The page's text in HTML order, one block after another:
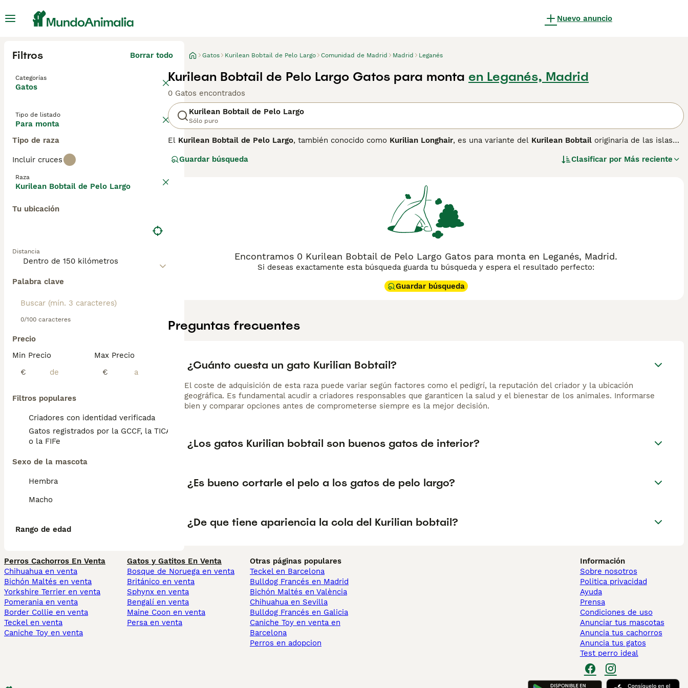
Nuevo anuncio
Filtros Borrar todo
Categorías
Gatos
Tipo de listado
Para monta
Tipo de raza
Incluir cruces
Raza
Kurilean Bobtail de Pelo Largo
Tu ubicación
Distancia
Palabra clave
0/100 caracteres
Precio
Min Precio
€
Max Precio
€
Filtros populares
Criadores con identidad verificada
Gatos registrados por la GCCF, la TICA
o la FIFe
Sexo de la mascota
Hembra
Macho
Rango de edad
Gatos Kurilean Bobtail de Pelo Largo Comunidad de Madrid Madrid Leganés
Kurilean Bobtail de Pelo Largo Gatos para monta en Leganés, Madrid
0 Gatos encontrados
Kurilean Bobtail de Pelo Largo
Sólo puro
El Kurilean Bobtail de Pelo Largo, también conocido como Kurilian Longhair, es una variante del Kurilean Bobtail originaria de las islas
a climas fríos. Su pelaje es semilargo con una doble capa: una lanilla interna densa y un pelo exterior impermeable, presentando una
pelo más largo que el resto del cuerpo. En cuanto al temperamento, estos gatos son activos, juguetones y excelentes cazadores, además
de ser sociables y afectuosos con familias, niños y otras mascotas, mostrando gran inteligencia y capacidad para aprender trucos. Son
ideales para hogares con espacio para escalar y jugar. Para su cuidado, es necesario cepillarlos regularmente para evitar nudos,
especialmente durante la muda, y proporcionarles ejercicio y estimulación. Esta raza, reconocida por FIFe y WCF, es una opción perfecta
para quienes buscan un gato con apariencia salvaje pero dócil, siempre optando por criaderos éticos y responsables. Palabras clave:
"criador bobtail", "gato kurilian bobtail", "kurilian bobtail precio".
Guardar búsqueda Clasificar por Más reciente
Encontramos 0 Kurilean Bobtail de Pelo Largo Gatos para monta en Leganés, Madrid.
Si deseas exactamente esta búsqueda guarda tu búsqueda y espera el resultado perfecto:
Guardar búsqueda
Preguntas frecuentes
¿Cuánto cuesta un gato Kurilian Bobtail?
El coste de adquisición de esta raza puede variar según factores como el pedigrí, la reputación del criador y la ubicación
geográfica. Es fundamental acudir a criadores responsables que garanticen la salud y el bienestar de los animales. Informarse
bien y comparar opciones antes de comprometerse siempre es la mejor decisión.
¿Los gatos Kurilian bobtail son buenos gatos de interior?
¿Es bueno cortarle el pelo a los gatos de pelo largo?
¿De que tiene apariencia la cola del Kurilian bobtail?
Perros Cachorros En Venta
Chihuahua en venta
Bichón Maltés en venta
Yorkshire Terrier en venta
Pomerania en venta
Border Collie en venta
Teckel en venta
Caniche Toy en venta
Gatos y Gatitos En Venta
Bosque de Noruega en venta
Británico en venta
Sphynx en venta
Bengalí en venta
Maine Coon en venta
Persa en venta
Otras páginas populares
Teckel en Barcelona
Bulldog Francés en Madrid
Bichón Maltés en València
Chihuahua en Sevilla
Bulldog Francés en Galicia
Caniche Toy en venta en
Barcelona
Perros en adopcion
Información
Sobre nosotros
Politica privacidad
Ayuda
Prensa
Condiciones de uso
Anunciar tus mascotas
Anuncia tus cachorros
Anuncia tus gatos
Test perro ideal